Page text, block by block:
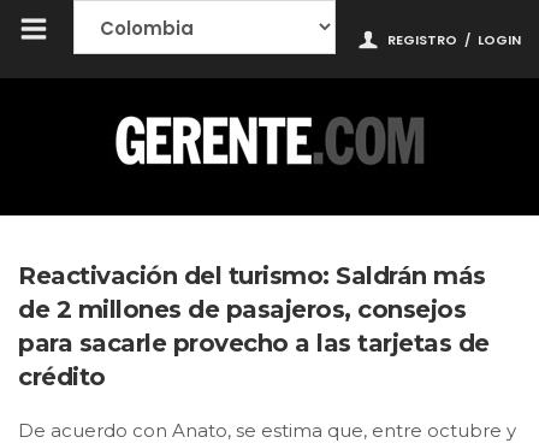
REGISTRO / LOGIN
Reactivación del turismo: Saldrán más
de 2 millones de pasajeros, consejos
para sacarle provecho a las tarjetas de
crédito
De acuerdo con Anato, se estima que, entre octubre y